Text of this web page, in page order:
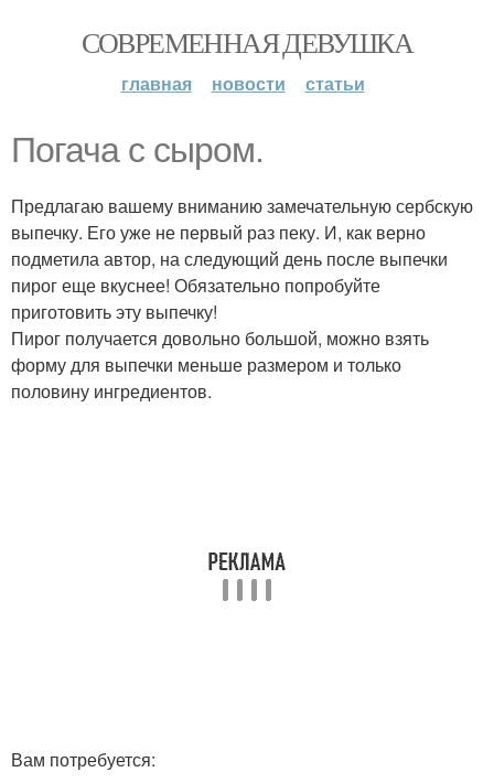
СОВРЕМЕННАЯ ДЕВУШКА
главная новости статьи
Погача с сыром.
Предлагаю вашему вниманию замечательную сербскую
выпечку. Его уже не первый раз пеку. И, как верно
подметила автор, на следующий день после выпечки
пирог еще вкуснее! Обязательно попробуйте
приготовить эту выпечку!
Пирог получается довольно большой, можно взять
форму для выпечки меньше размером и только
половину ингредиентов.
Вам потребуется: